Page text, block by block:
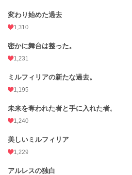
週間ポイント
月間ポイント 7,580 pt (5,756 位)
年間ポイント
累計ポイント 663,713 pt (8,347 位)
変わり始めた過去
1,310
密かに舞台は整った。
1,231
ミルフィリアの新たな過去。
1,195
未来を奪われた者と手に入れた者。
1,240
美しいミルフィリア
1,229
アルレスの独白